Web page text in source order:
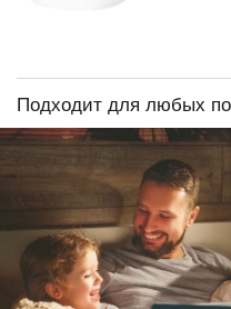
Подходит для любых